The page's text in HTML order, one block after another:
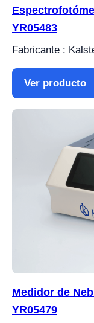
YR05483
Fabricante :
Ver producto
Medidor de
YR05479